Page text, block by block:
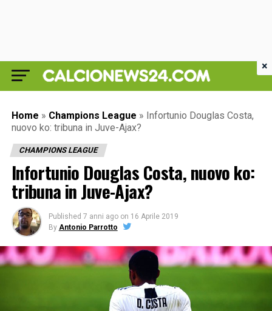
Home » Champions League » Infortunio Douglas Costa,
nuovo ko: tribuna in Juve-Ajax?
CHAMPIONS LEAGUE
Infortunio Douglas Costa, nuovo ko:
tribuna in Juve-Ajax?
Published 7 anni ago on 16 Aprile 2019
By Antonio Parrotto
×